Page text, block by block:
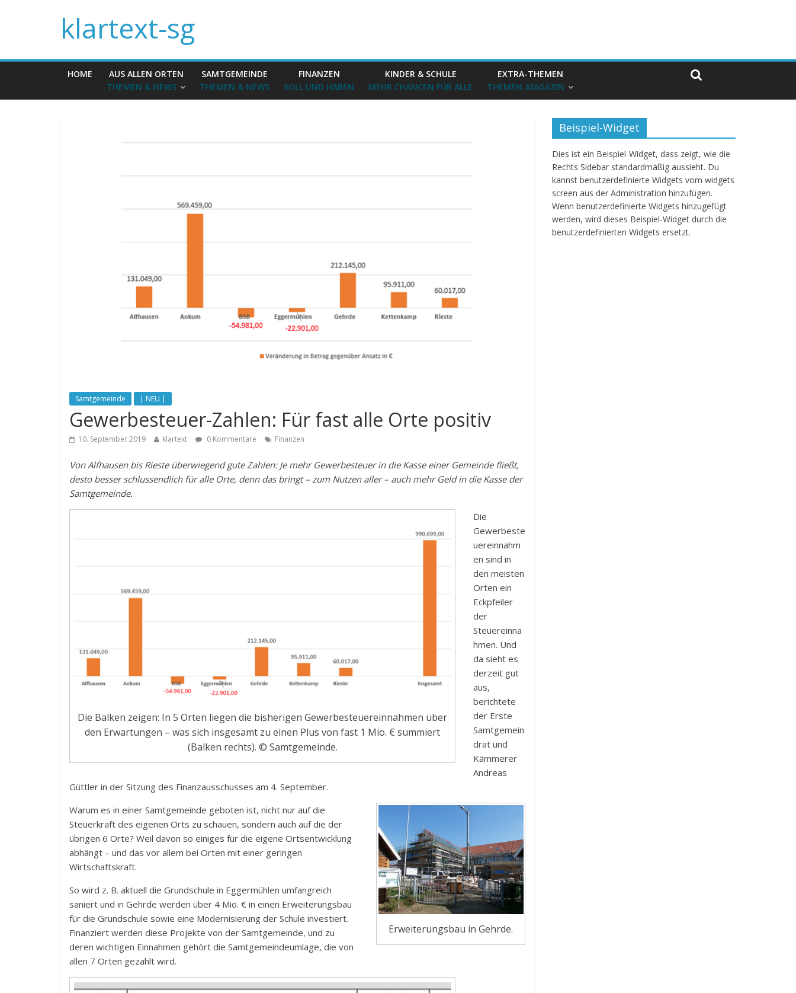
klartext-sg
HOME
AUS ALLEN ORTEN
THEMEN & NEWS
SAMTGEMEINDE
THEMEN & NEWS
FINANZEN
SOLL UND HABEN
KINDER & SCHULE
MEHR CHANCEN FÜR ALLE
EXTRA-THEMEN
THEMEN-MAGAZIN
Samtgemeinde | NEU |
Gewerbesteuer-Zahlen: Für fast alle Orte positiv
10. September 2019 klartext 0 Kommentare Finanzen
Von Alfhausen bis Rieste überwiegend gute Zahlen: Je mehr Gewerbesteuer in die Kasse einer Gemeinde fließt,
desto besser schlussendlich für alle Orte, denn das bringt – zum Nutzen aller – auch mehr Geld in die Kasse der
Samtgemeinde.
Die Balken zeigen: In 5 Orten liegen die bisherigen Gewerbesteuereinnahmen über
den Erwartungen – was sich insgesamt zu einen Plus von fast 1 Mio. € summiert
(Balken rechts). © Samtgemeinde.
Die
Gewerbeste
uereinnahm
en sind in
den meisten
Orten ein
Eckpfeiler
der
Steuereinna
hmen. Und
da sieht es
derzeit gut
aus,
berichtete
der Erste
Samtgemein
drat und
Kämmerer
Andreas
Güttler in der Sitzung des Finanzausschusses am 4. September.
Erweiterungsbau in Gehrde.
Warum es in einer Samtgemeinde geboten ist, nicht nur auf die
Steuerkraft des eigenen Orts zu schauen, sondern auch auf die der
übrigen 6 Orte? Weil davon so einiges für die eigene Ortsentwicklung
abhängt – und das vor allem bei Orten mit einer geringen
Wirtschaftskraft.
So wird z. B. aktuell die Grundschule in Eggermühlen umfangreich
saniert und in Gehrde werden über 4 Mio. € in einen Erweiterungsbau
für die Grundschule sowie eine Modernisierung der Schule investiert.
Finanziert werden diese Projekte von der Samtgemeinde, und zu
deren wichtigen Einnahmen gehört die Samtgemeindeumlage, die von
allen 7 Orten gezahlt wird.
Beispiel-Widget
Dies ist ein Beispiel-Widget, dass zeigt, wie die
Rechts Sidebar standardmäßig aussieht. Du
kannst benutzerdefinierte Widgets vom widgets
screen aus der Administration hinzufügen.
Wenn benutzerdefinierte Widgets hinzugefügt
werden, wird dieses Beispiel-Widget durch die
benutzerdefinierten Widgets ersetzt.